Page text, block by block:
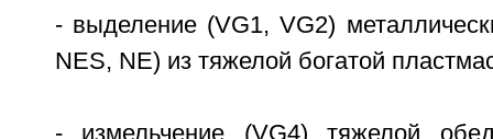
- выделение (VG1, VG2)
NES, NE) из тяжелой богатой
- измельчение (VG4) тяжелой